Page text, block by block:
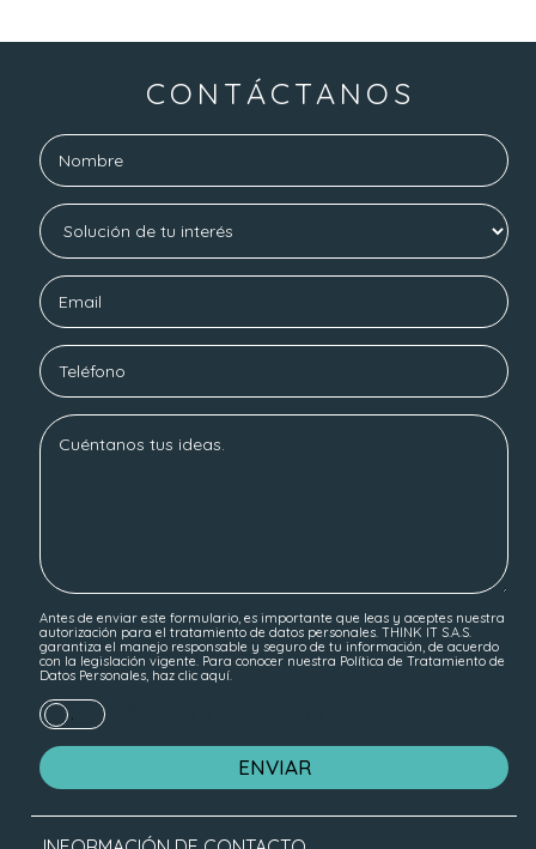
CONTÁCTANOS
Antes de enviar este formulario, es importante que leas y aceptes nuestra
autorización para el tratamiento de datos personales. THINK IT S.A.S.
garantiza el manejo responsable y seguro de tu información, de acuerdo
con la legislación vigente. Para conocer nuestra Política de Tratamiento de
Datos Personales, hazclic aquí.
.